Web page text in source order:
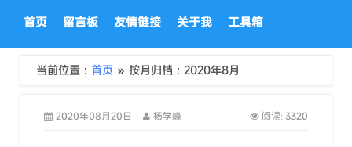
首页 留言板 友情链接 关于我 工具箱
当前位置 : 首页 » 按月归档 : 2020年8月
2020年08月20日 杨学峰 阅读: 3320